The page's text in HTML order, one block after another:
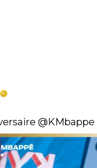
@KMbappe